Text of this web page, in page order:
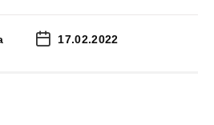
17.02.2022